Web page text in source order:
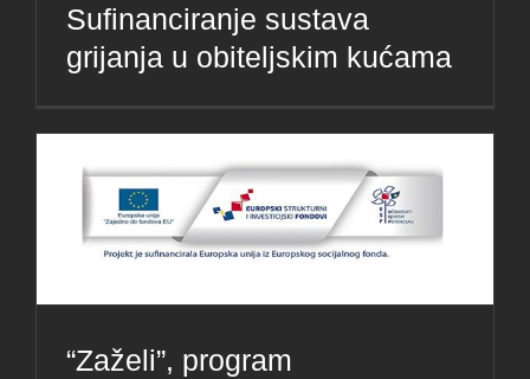
Sufinanciranje sustava
grijanja u obiteljskim kućama
“Zaželi”, program